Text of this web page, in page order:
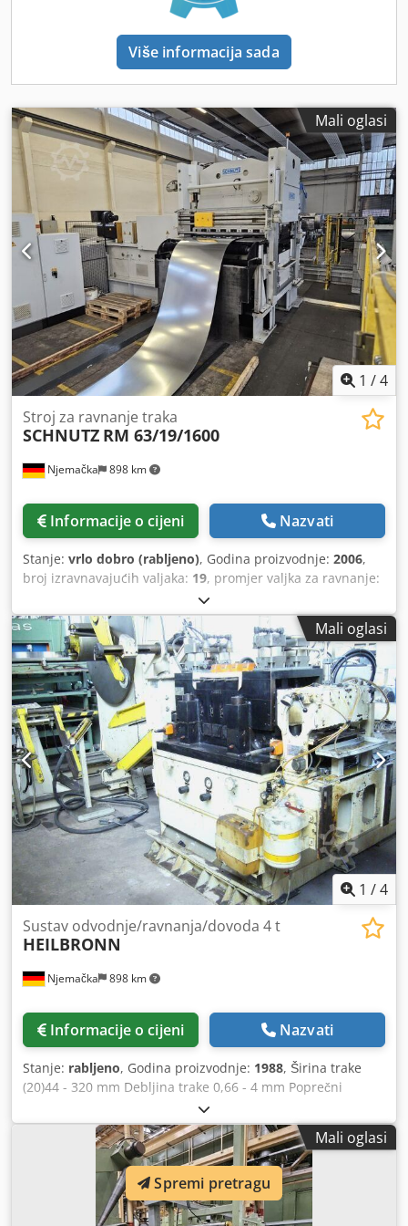
zupčanikom s dvostrukim lančanim pogonom EM
samoregulirajući pogon, preko frekvencijskog pretvarača, s
WM sustav za mjerenje položaja, upravljanje remenskom
petljom za samoregulirajući pogon, s Ultrazvučni senzor i
senzor u omči za remen RZ podešavanje valjka za
skala RO košara s valjcima za pražnjenje, fiksna s
radijusom za debljinu materijala od 3 mm PZ pneumatsko
pomicanje valjka za povlačenje, upravljanje s upravljačke
ploče BSF-ze bočna vodilica šarki, ručno podesiva centrično
i ekscentrično 25 mm SS-2 sučelje za prešu:
Više informacija sada
Mali oglasi
1 /4
Njemačka 898 km
Stroj za ravnanje traka
SCHNUTZ RM 63/19/1600
Informacije o cijeni Nazvati
Stanje: vrlo dobro (rabljeno), Godina proizvodnje: 2006,
broj izravnavajućih valjaka: 19, promjer valjka za ravnanje:
1.600 mm
mm Debljina trake: 0,4 - 3 mm Izvedba: 6 hi/kaseta Broj
ravnajućih valjaka: 19 Promjer ravnajućih valjaka: 55 mm
Crodpfx Ajy Nxv Nohqsf Promjer međučlanih valjaka: 30
mm
Mali oglasi
1 /4
Njemačka 898 km
Sustav odvodnje/ravnanja/dovoda 4 t
HEILBRONN
Informacije o cijeni Nazvati
Stanje: rabljeno, Godina proizvodnje: 1988, Širina trake
(20)44 - 320 mm Debljina trake 0,66 - 4 mm Poprečni
presjek remena max 930 mm² Referentni materijal (vlačna
čvrstoća) St42-2 (500 N/mm²) Granica razvlačenja
maksimalno 280 N/mm² Csdpslil Ewjfx Ahqerf Težina
koluta max 4 t Promjer svitka max 1.500 mm
Mali oglasi
Spremi pretragu